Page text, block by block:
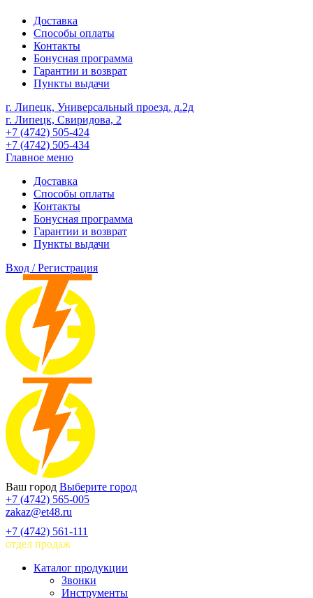
Доставка
Способы оплаты
Контакты
Бонусная программа
Гарантии и возврат
Пункты выдачи
г. Липецк, Универсальный проезд, д.2д
г. Липецк, Свиридова, 2
+7 (4742) 505-424
+7 (4742) 505-434
Главное меню
Доставка
Способы оплаты
Контакты
Бонусная программа
Гарантии и возврат
Пункты выдачи
Вход / Регистрация
Ваш город Выберите город
+7 (4742) 565-005
zakaz@et48.ru
+7 (4742) 561-111
отдел продаж
Каталог продукции
Звонки
Инструменты